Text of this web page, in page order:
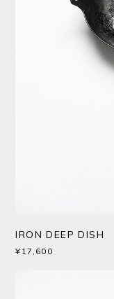
IRON DEEP DISH
¥17,600